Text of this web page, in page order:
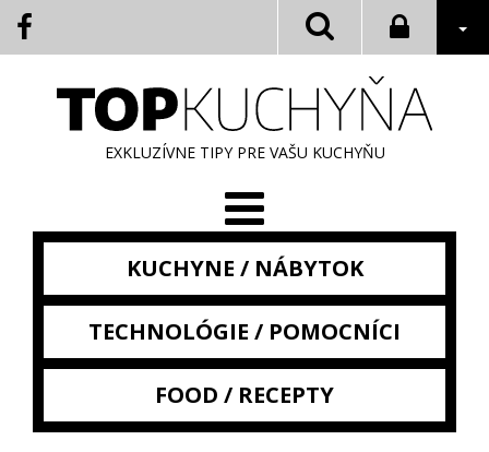
EXKLUZÍVNE TIPY PRE VAŠU KUCHYŇU
KUCHYNE / NÁBYTOK
TECHNOLÓGIE / POMOCNÍCI
FOOD / RECEPTY